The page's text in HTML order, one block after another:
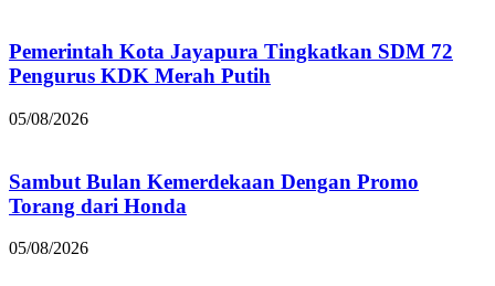
Pemerintah Kota Jayapura Tingkatkan SDM 72
Pengurus KDK Merah Putih
05/08/2026
Sambut Bulan Kemerdekaan Dengan Promo
Torang dari Honda
05/08/2026